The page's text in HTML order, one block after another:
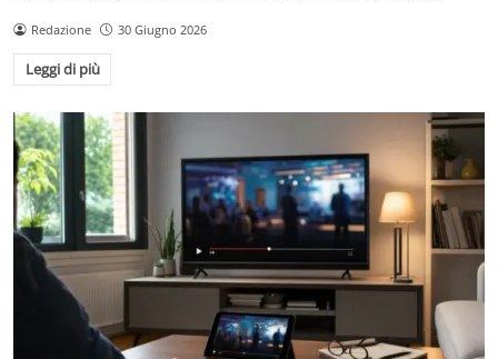
Redazione 30 Giugno 2026
Leggi di più